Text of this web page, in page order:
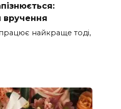
вручення
працює найкраще тоді,